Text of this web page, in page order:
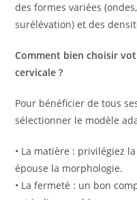
des formes variées
surélévation) et des
Comment bien choisir
cervicale ?
Pour bénéficier de tous
sélectionner le modèle
• La matière : privilégiez
épouse la morphologie.
• La fermeté : un bon